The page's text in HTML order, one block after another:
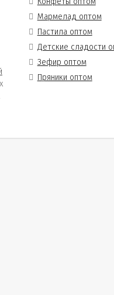
Мармелад оптом
Пастила оптом
Детские сладости
Зефир оптом
Пряники оптом